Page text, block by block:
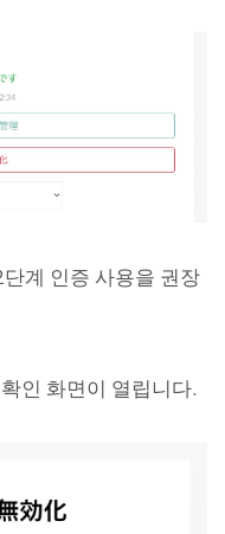
계 인증 사용을 권장
인 화면이 열립니다.